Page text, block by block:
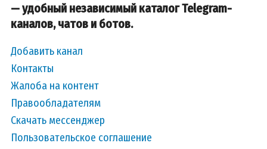
— удобный независимый каталог Telegram-
каналов, чатов и ботов.
Добавить канал
Контакты
Жалоба на контент
Правообладателям
Скачать мессенджер
Пользовательское соглашение